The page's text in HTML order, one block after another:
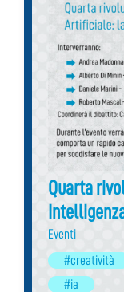
Quarta
Eventi
#creatività
#ia